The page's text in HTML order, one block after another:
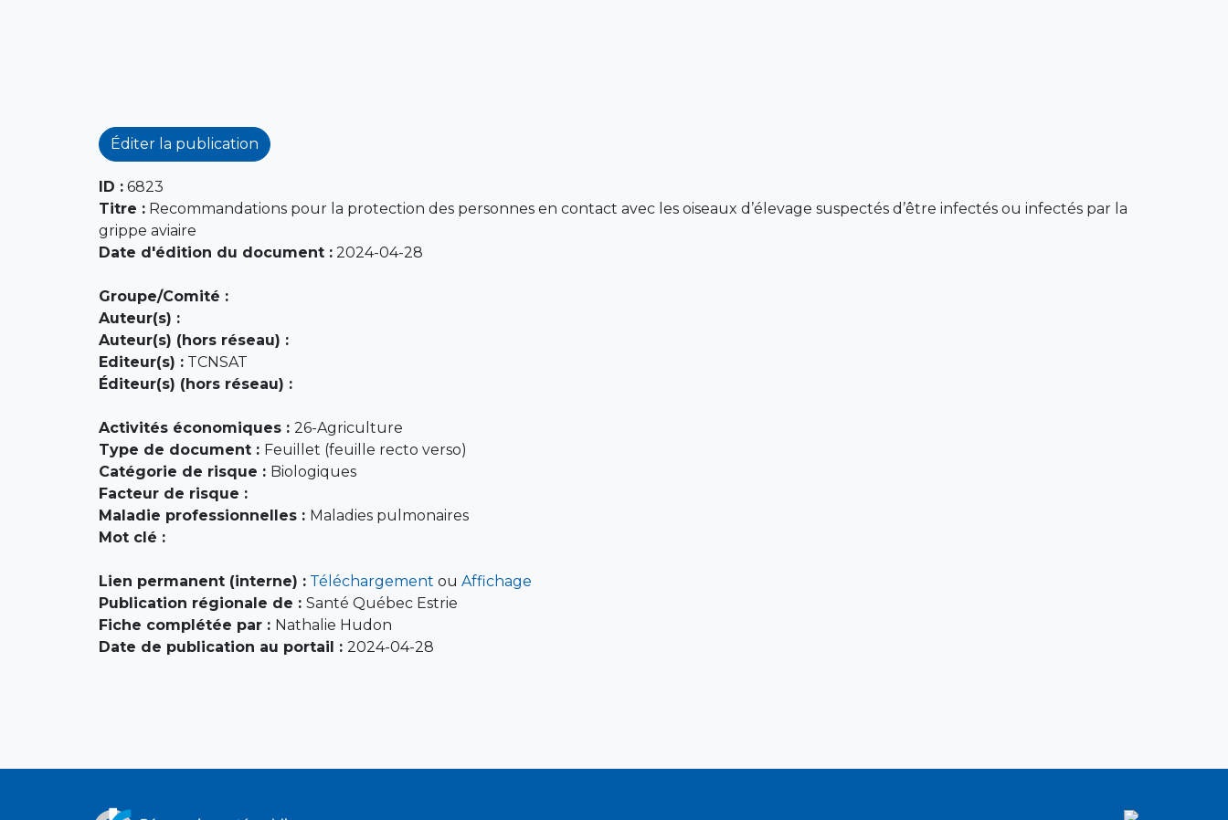
Éditer la publication
ID :6823
Titre :Recommandations pour la protection des personnes en contact avec les oiseaux d’élevage suspectés d’être infectés ou infectés par la
grippe aviaire
Date d'édition du document :2024-04-28
Groupe/Comité :
Auteur(s) :
Auteur(s) (hors réseau) :
Editeur(s) :TCNSAT
Éditeur(s) (hors réseau) :
Activités économiques : 26-Agriculture
Type de document : Feuillet (feuille recto verso)
Catégorie de risque : Biologiques
Facteur de risque :
Maladie professionnelles : Maladies pulmonaires
Mot clé :
Lien permanent (interne) :Téléchargement ou Affichage
Publication régionale de : Santé Québec Estrie
Fiche complétée par : Nathalie Hudon
Date de publication au portail : 2024-04-28